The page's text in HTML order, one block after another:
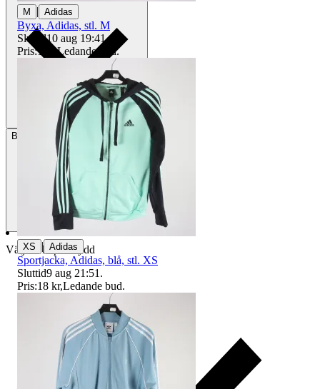
Betalning Via Tradera
Välj till köparskydd
M | Adidas
Byxa, Adidas, stl. M
Sluttid10 aug 19:41.
Pris:1 kr ,Ledande bud.
XS | Adidas
Sportjacka, Adidas, blå, stl. XS
Sluttid9 aug 21:51 .
Pris:18 kr,Ledande bud.